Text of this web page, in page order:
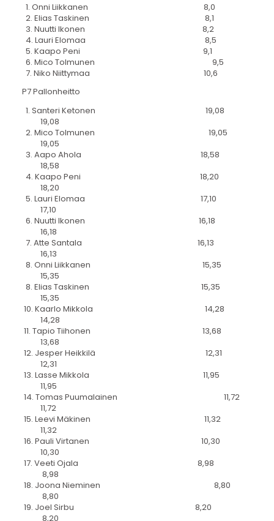
1. Onni Liikkanen 8,0
2. Elias Taskinen 8,1
3. Nuutti Ikonen 8,2
4. Lauri Elomaa 8,5
5. Kaapo Peni 9,1
6. Mico Tolmunen 9,5
7. Niko Niittymaa 10,6
P7 Pallonheitto
1. Santeri Ketonen 19,08
19,08
2. Mico Tolmunen 19,05
19,05
3. Aapo Ahola 18,58
18,58
4. Kaapo Peni 18,20
18,20
5. Lauri Elomaa 17,10
17,10
6. Nuutti Ikonen 16,18
16,18
7. Atte Santala 16,13
16,13
8. Onni Liikkanen 15,35
15,35
8. Elias Taskinen 15,35
15,35
10. Kaarlo Mikkola 14,28
14,28
11. Tapio Tiihonen 13,68
13,68
12. Jesper Heikkilä 12,31
12,31
13. Lasse Mikkola 11,95
11,95
14. Tomas Puumalainen 11,72
11,72
15. Leevi Mäkinen 11,32
11,32
16. Pauli Virtanen 10,30
10,30
17. Veeti Ojala 8,98
8,98
18. Joona Nieminen 8,80
8,80
19. Joel Sirbu 8,20
8,20